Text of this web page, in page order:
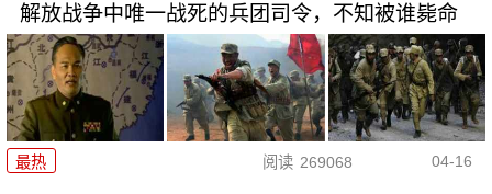
解放战争中唯一战死的兵团司令，不知被谁毙命
最热 阅读 269068 04-16